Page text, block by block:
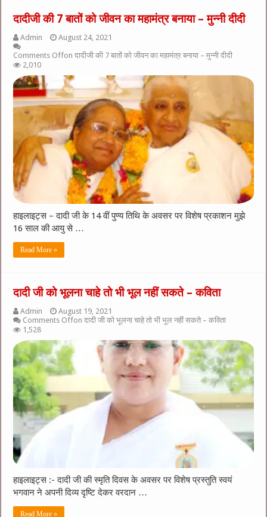
दादीजी की 7 बातों को जीवन का महामंत्र बनाया – मुन्नी दीदी
Admin
August 24, 2021
Comments Offon दादीजी की 7 बातों को जीवन का महामंत्र बनाया – मुन्नी दीदी
2,010
हाइलाइट्स – दादी जी के 14 वीं पुण्य तिथि के अवसर पर विशेष प्रकाशन मुझे
16 साल की आयु से …
Read More »
दादी जी को भूलना चाहे तो भी भूल नहीं सकते – कविता
Admin
August 19, 2021
Comments Offon दादी जी को भूलना चाहे तो भी भूल नहीं सकते – कविता
1,528
हाइलाइट्स :- दादी जी की स्मृति दिवस के अवसर पर विशेष प्रस्तुति स्वयं
भगवान ने अपनी दिव्य दृष्टि देकर वरदान …
Read More »